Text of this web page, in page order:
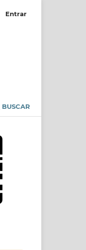
BUSCAR
Entrar